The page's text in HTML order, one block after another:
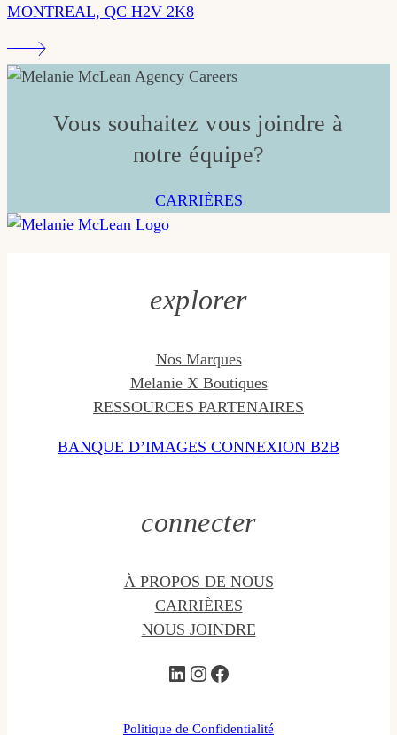
MONTREAL, QC H2V 2K8
Vous souhaitez vous joindre à
notre équipe?
CARRIÈRES
explorer
Nos Marques
Melanie X Boutiques
RESSOURCES PARTENAIRES
BANQUE D’IMAGES CONNEXION B2B
connecter
À PROPOS DE NOUS
CARRIÈRES
NOUS JOINDRE
LinkedIn Instagram Facebook
Politique de Confidentialité